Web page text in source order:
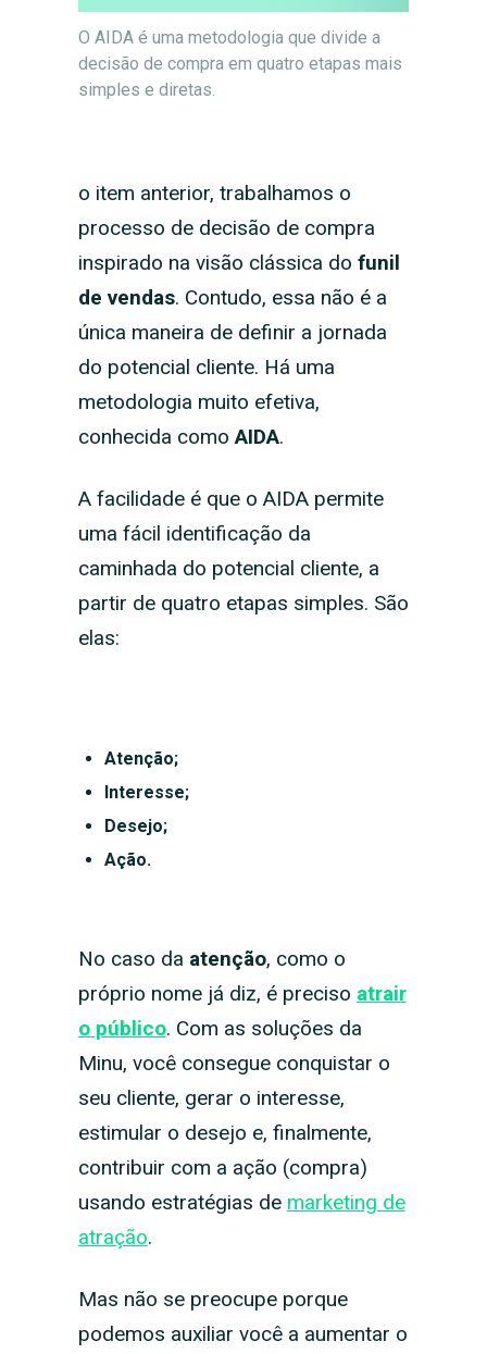
O AIDA é uma metodologia que divide a
decisão de compra em quatro etapas mais
simples e diretas.
o item anterior, trabalhamos o
processo de decisão de compra
inspirado na visão clássica do funil
de vendas. Contudo, essa não é a
única maneira de definir a jornada
do potencial cliente. Há uma
metodologia muito efetiva,
conhecida comoAIDA.
A facilidade é que o AIDA permite
uma fácil identificação da
caminhada do potencial cliente, a
partir de quatro etapas simples. São
elas:
Atenção;
Interesse;
Desejo;
Ação.
No caso da atenção, como o
próprio nome já diz, é preciso atrair
o público. Com as soluções da
Minu, você consegue conquistar o
seu cliente, gerar o interesse,
estimular o desejo e, finalmente,
contribuir com a ação (compra)
usando estratégias de marketing de
atração.
Mas não se preocupe porque
podemos auxiliar você a aumentar o